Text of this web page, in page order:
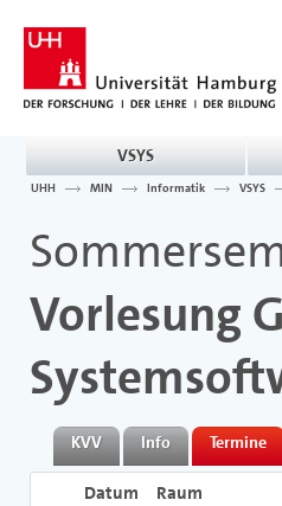
VSYS
UHH MIN Informatik VSYS
Vorlesung
KVV Info Termine
Datum Raum